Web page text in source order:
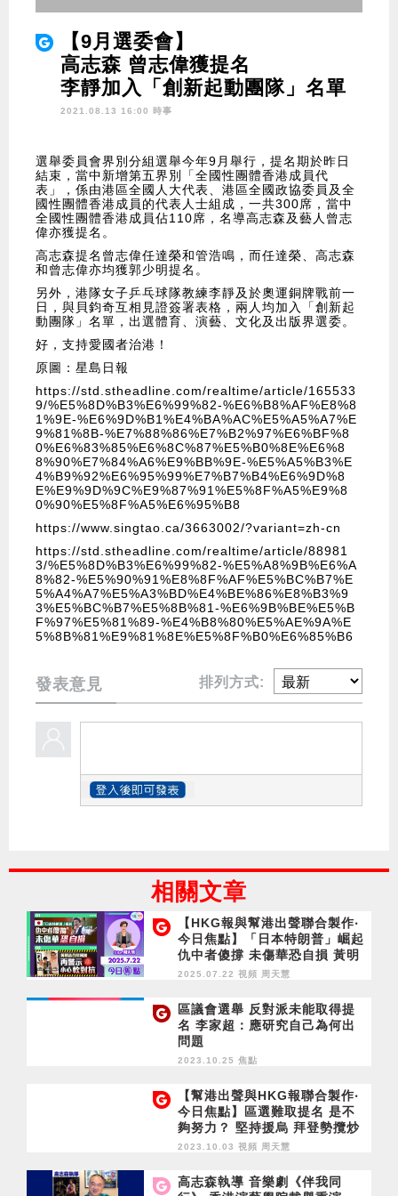
【9月選委會】
高志森 曾志偉獲提名
李靜加入「創新起動團隊」名單
2021.08.13 16:00 時事
選舉委員會界別分組選舉今年9月舉行，提名期於昨日
結束，當中新增第五界別「全國性團體香港成員代
表」，係由港區全國人大代表、港區全國政協委員及全
國性團體香港成員的代表人士組成，一共300席，當中
全國性團體香港成員佔110席，名導高志森及藝人曾志
偉亦獲提名。
高志森提名曾志偉任達榮和管浩鳴，而任達榮、高志森
和曾志偉亦均獲郭少明提名。
另外，港隊女子乒乓球隊教練李靜及於奧運銅牌戰前一
日，與貝鈞奇互相見證簽署表格，兩人均加入「創新起
動團隊」名單，出選體育、演藝、文化及出版界選委。
好，支持愛國者治港！
原圖：星島日報
https://std.stheadline.com/realtime/article/165533
9/%E5%8D%B3%E6%99%82-%E6%B8%AF%E8%8
1%9E-%E6%9D%B1%E4%BA%AC%E5%A5%A7%E
9%81%8B-%E7%88%86%E7%B2%97%E6%BF%8
0%E6%83%85%E6%8C%87%E5%B0%8E%E6%8
8%90%E7%84%A6%E9%BB%9E-%E5%A5%B3%E
4%B9%92%E6%95%99%E7%B7%B4%E6%9D%8
E%E9%9D%9C%E9%87%91%E5%8F%A5%E9%8
0%90%E5%8F%A5%E6%95%B8
https://www.singtao.ca/3663002/?variant=zh-cn
https://std.stheadline.com/realtime/article/88981
3/%E5%8D%B3%E6%99%82-%E5%A8%9B%E6%A
8%82-%E5%90%91%E8%8F%AF%E5%BC%B7%E
5%A4%A7%E5%A3%BD%E4%BE%86%E8%B3%9
3%E5%BC%B7%E5%8B%81-%E6%9B%BE%E5%B
F%97%E5%81%89-%E4%B8%80%E5%AE%9A%E
5%8B%81%E9%81%8E%E5%8F%B0%E6%85%B6
發表意見 排列方式:
相關文章
【HKG報與幫港出聲聯合製作‧
今日焦點】「日本特朗普」崛起
仇中者傻撐 未傷華恐自損 黃明
志合照風波 再警示小心軟對抗
2025.07.22 視頻 周天慧
區議會選舉 反對派未能取得提
名 李家超：應研究自己為何出
問題
2023.10.25 焦點
【幫港出聲與HKG報聯合製作‧
今日焦點】區選難取提名 是不
夠努力？ 堅持援烏 拜登勢攬炒
2023.10.03 視頻 周天慧
高志森執導 音樂劇《伴我同